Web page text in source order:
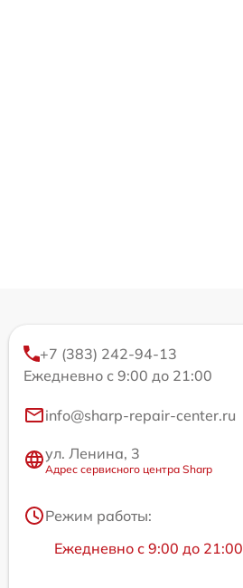
+7 (383) 242-94-13
Ежедневно с 9:00 до 21:00
info@sharp-repair-center.ru
ул. Ленина, 3
Адрес сервисного центра Sharp
Режим работы:
Ежедневно с 9:00 до 21:00